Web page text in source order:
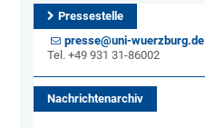
Pressestelle
presse@uni-wuerzburg.de
Tel. +49 931 31-86002
Nachrichtenarchiv